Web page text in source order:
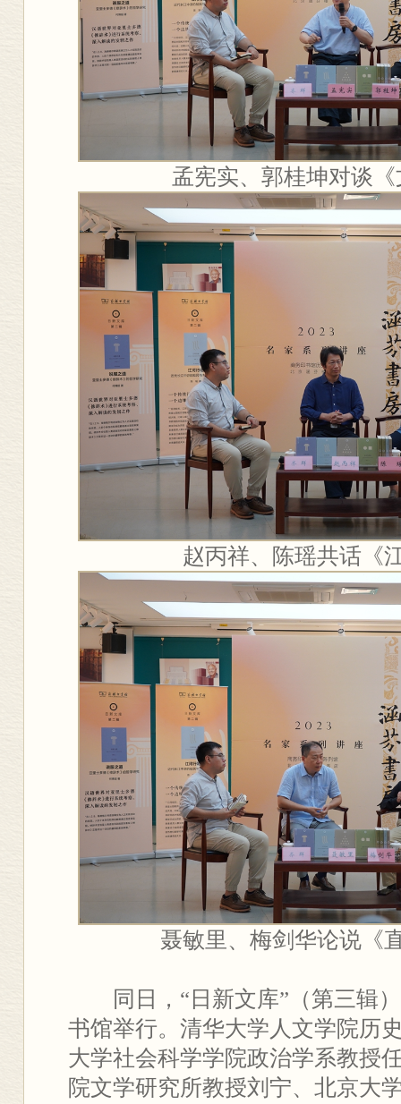
孟宪实、郭桂坤对谈
赵丙祥、陈瑶共话《
聂敏里、梅剑华论说《
同日，“日新文库”（第三辑
书馆举行。清华大学人文学院历
大学社会科学学院政治学系教授
院文学研究所教授刘宁、北京大